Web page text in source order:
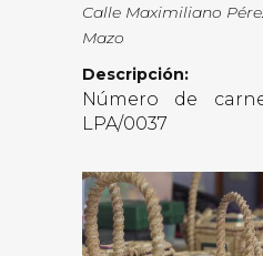
Calle Maximiliano
Mazo
Descripción:
Número de
LPA/0037